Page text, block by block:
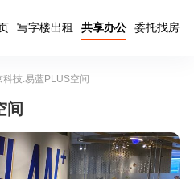
写字楼出租 共享办公 委托找房
技.易蓝PLUS空间
间